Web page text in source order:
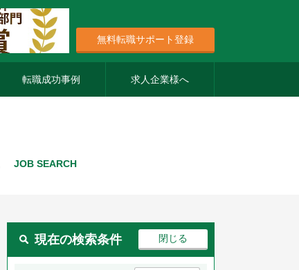
無料転職サポート登録
転職成功事例 求人企業様へ
JOB SEARCH
現在の検索条件